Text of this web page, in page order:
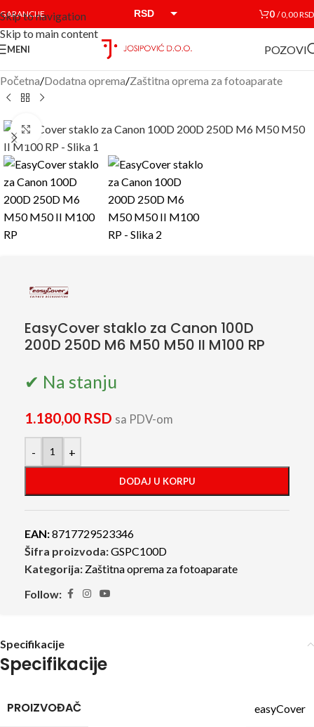
Skip to navigation
Skip to main content
GARANCIJE RSD 0 /0,00RSD
MENI POZOVI
Početna/Dodatna oprema/Zaštitna oprema za fotoaparate
Click to enlarge
EasyCover staklo za Canon 100D
200D 250D M6 M50 M50 II M100 RP
✔ Na stanju
1.180,00 RSD sa PDV-om
- +
DODAJ U KORPU
EAN:8717729523346
Šifra proizvoda:GSPC100D
Kategorija: Zaštitna oprema za fotoaparate
Follow:
Specifikacije
Specifikacije
PROIZVOĐAČ easyCover